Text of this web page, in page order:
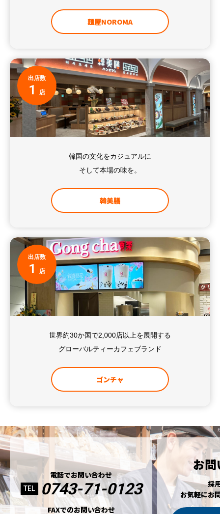
麵屋NOROMA
出店数
1 店
韓国の文化をカジュアルに
そして本場の味を。
韓美膳
出店数
1 店
世界約30か国で2,000店以上を展開する
グローバルティーカフェブランド
ゴンチャ
電話でお問い合わせ
TEL 0743-71-0123
FAXでのお問い合わせ
お
採
お気軽にお